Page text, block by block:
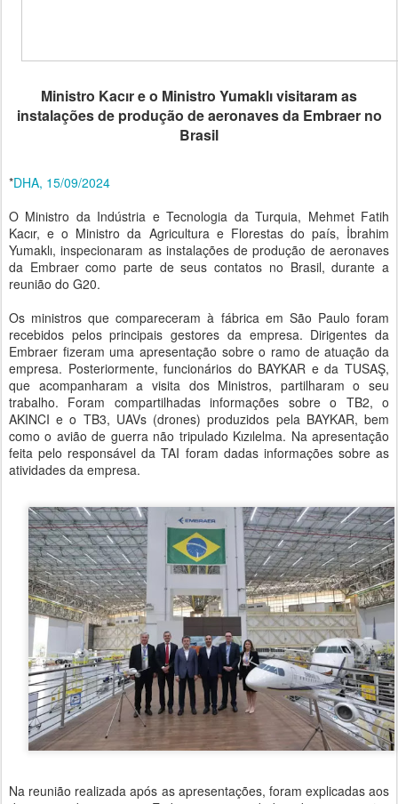
Ministro Kacır e o Ministro Yumaklı visitaram as
instalações de produção de aeronaves da Embraer no
Brasil
*DHA, 15/09/2024
O Ministro da Indústria e Tecnologia da Turquia, Mehmet Fatih
Kacır, e o Ministro da Agricultura e Florestas do país, İbrahim
Yumaklı, inspecionaram as instalações de produção de aeronaves
da Embraer como parte de seus contatos no Brasil, durante a
reunião do G20.
Os ministros que compareceram à fábrica em São Paulo foram
recebidos pelos principais gestores da empresa. Dirigentes da
Embraer fizeram uma apresentação sobre o ramo de atuação da
empresa. Posteriormente, funcionários do BAYKAR e da TUSAŞ,
que acompanharam a visita dos Ministros, partilharam o seu
trabalho. Foram compartilhadas informações sobre o TB2, o
AKINCI e o TB3, UAVs (drones) produzidos pela BAYKAR, bem
como o avião de guerra não tripulado Kızılelma. Na apresentação
feita pelo responsável da TAI foram dadas informações sobre as
atividades da empresa.
Na reunião realizada após as apresentações, foram explicadas aos